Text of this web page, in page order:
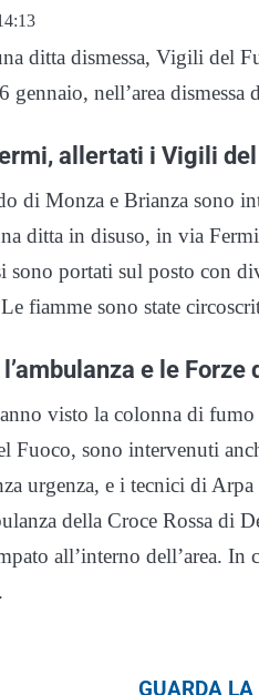
ditta dismessa, Vigili del
gennaio, nell’area dismessa
allertati i Vigili
di Monza e Brianza sono
ditta in disuso, in via
sono portati sul posto con
fiamme sono state
e le Forze
visto la colonna di fumo
Fuoco, sono intervenuti
urgenza, e i tecnici di
della Croce Rossa di
all’interno dell’area. In
GUARDA